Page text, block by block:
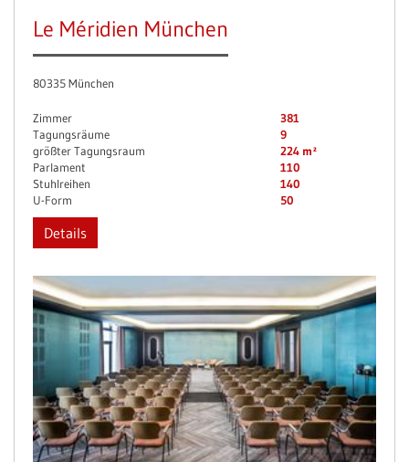
Le Méridien München
80335 München
Zimmer
381
Tagungsräume
9
größter Tagungsraum
224 m²
Parlament
110
Stuhlreihen
140
U-Form
50
Details